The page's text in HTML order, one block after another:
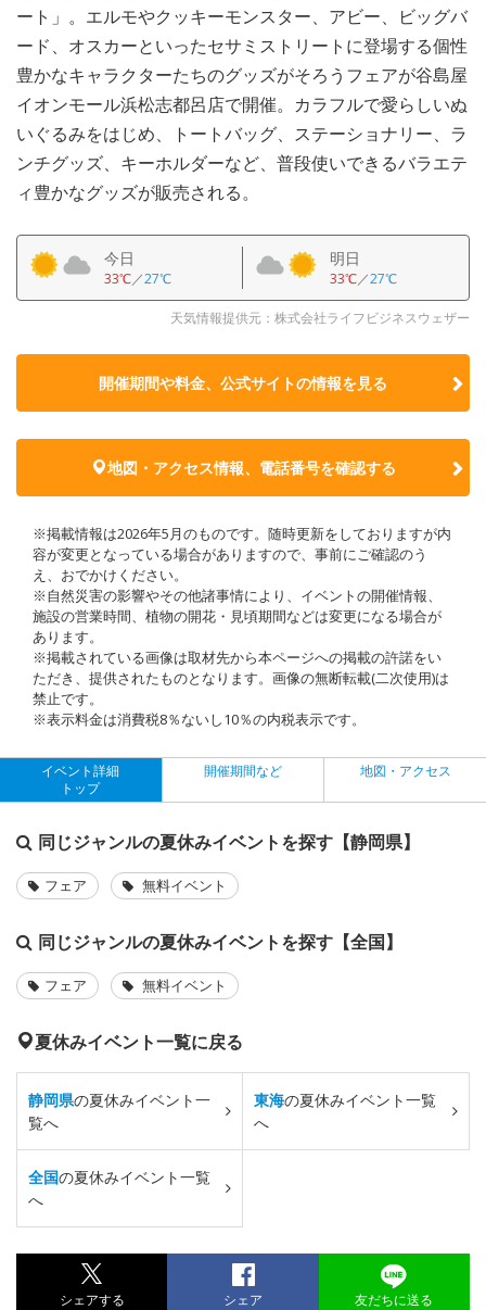
ート」。エルモやクッキーモンスター、アビー、ビッグバ
ード、オスカーといったセサミストリートに登場する個性
豊かなキャラクターたちのグッズがそろうフェアが谷島屋
イオンモール浜松志都呂店で開催。カラフルで愛らしいぬ
いぐるみをはじめ、トートバッグ、ステーショナリー、ラ
ンチグッズ、キーホルダーなど、普段使いできるバラエテ
ィ豊かなグッズが販売される。
今日
33℃／27℃
明日
33℃／27℃
天気情報提供元：株式会社ライフビジネスウェザー
開催期間や料金、公式サイトの情報を見る
地図・アクセス情報、電話番号を確認する
※掲載情報は2026年5月のものです。随時更新をしておりますが内
容が変更となっている場合がありますので、事前にご確認のう
え、おでかけください。
※自然災害の影響やその他諸事情により、イベントの開催情報、
施設の営業時間、植物の開花・見頃期間などは変更になる場合が
あります。
※掲載されている画像は取材先から本ページへの掲載の許諾をい
ただき、提供されたものとなります。画像の無断転載(二次使用)は
禁止です。
※表示料金は消費税8％ないし10％の内税表示です。
イベント詳細
トップ
開催期間など 地図・アクセス
同じジャンルの夏休みイベントを探す【静岡県】
フェア 無料イベント
同じジャンルの夏休みイベントを探す【全国】
フェア 無料イベント
夏休みイベント一覧に戻る
静岡県の夏休みイベント一
覧へ
東海の夏休みイベント一覧
へ
全国の夏休みイベント一覧
へ
シェアする シェア 友だちに送る